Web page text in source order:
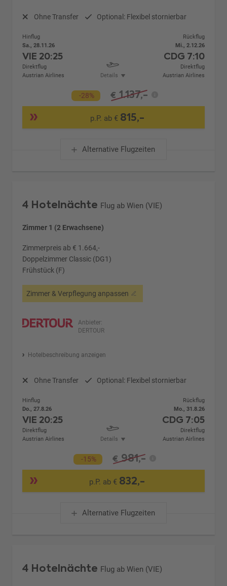
Ohne Transfer Optional: Flexibel stornierbar
Hinflug
Sa., 28.11.26
VIE 20:25
Direktflug
Austrian Airlines
Details
Rückflug
Mi., 2.12.26
CDG 7:10
Direktflug
Austrian Airlines
-28% € 1.137,-
p.P. ab € 815,-
Alternative Flugzeiten
4 Hotelnächte Flug ab Wien (VIE)
Zimmer 1 (2 Erwachsene)
Zimmerpreis ab € 1.664,-
Doppelzimmer Classic (DG1)
Frühstück (F)
Zimmer & Verpflegung anpassen
Anbieter:
DERTOUR
Hotelbeschreibung anzeigen
Ohne Transfer Optional: Flexibel stornierbar
Hinflug
Do., 27.8.26
VIE 20:25
Direktflug
Austrian Airlines
Details
Rückflug
Mo., 31.8.26
CDG 7:05
Direktflug
Austrian Airlines
-15% € 981,-
p.P. ab € 832,-
Alternative Flugzeiten
4 Hotelnächte Flug ab Wien (VIE)